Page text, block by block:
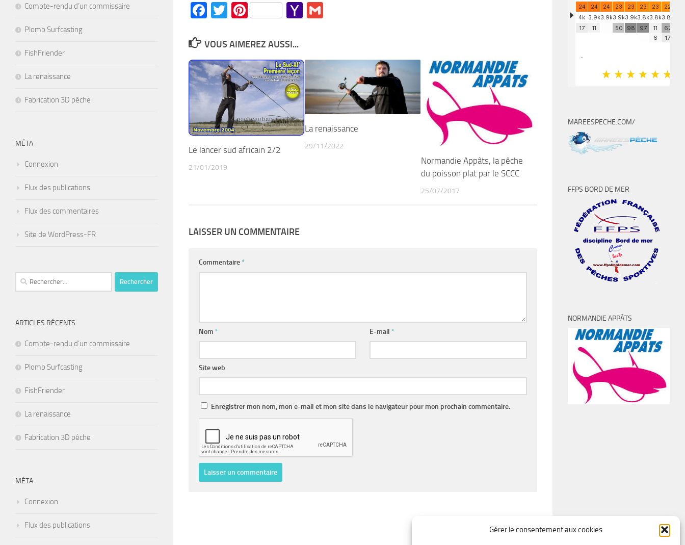
Gérer le consentement aux cookies
Facebook
TwitterPinterestYahoo
VOUS AIMEREZ AUSSI...
Le lancer sud africain 2/2
21/01/2019
La renaissance
29/11/2022
Normandie Appâts, la pêche
du poisson plat par le SCCC
25/07/2017
LAISSER UN COMMENTAIRE
Commentaire *
Nom * E-mail *
Site web
Enregistrer mon nom, mon e-mail et mon site dans le navigateur pour mon prochain commentaire.
Compte-rendu d’un commissaire
Plomb Surfcasting
FishFriender
La renaissance
Fabrication 3D pêche
MÉTA
Connexion
Flux des publications
Flux des commentaires
Site de WordPress-FR
Rechercher :
ARTICLES RÉCENTS
Compte-rendu d’un commissaire
Plomb Surfcasting
FishFriender
La renaissance
Fabrication 3D pêche
MÉTA
Connexion
Flux des publications
MAREESPECHE.COM/
FFPS BORD DE MER
NORMANDIE APPÂTS